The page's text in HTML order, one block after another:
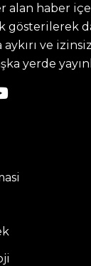
alan haber
gösterilerek
ve
yerde